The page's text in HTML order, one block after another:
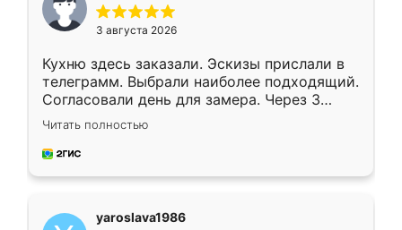
3 августа 2026
Кухню здесь заказали. Эскизы прислали в
телеграмм. Выбрали наиболее подходящий.
Согласовали день для замера. Через 3
недели кухня была уже готова. Остались
довольны работой. Спасибо Ренессанс
мебель за качественную работу!
Читать полностью
yaroslava1986